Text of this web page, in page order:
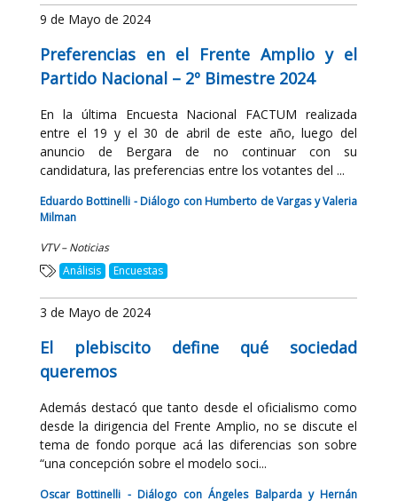
9 de Mayo de 2024
Preferencias en el Frente Amplio y el
Partido Nacional – 2º Bimestre 2024
En la última Encuesta Nacional FACTUM realizada
entre el 19 y el 30 de abril de este año, luego del
anuncio de Bergara de no continuar con su
candidatura, las preferencias entre los votantes del ...
Eduardo Bottinelli - Diálogo con Humberto de Vargas y Valeria
Milman
VTV – Noticias
Análisis
Encuestas
3 de Mayo de 2024
El plebiscito define qué sociedad
queremos
Además destacó que tanto desde el oficialismo como
desde la dirigencia del Frente Amplio, no se discute el
tema de fondo porque acá las diferencias son sobre
“una concepción sobre el modelo soci...
Oscar Bottinelli - Diálogo con Ángeles Balparda y Hernán